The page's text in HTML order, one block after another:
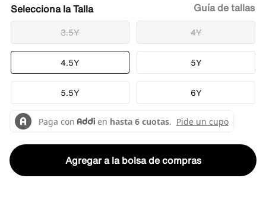
Talla
3.5Y 4Y
4.5Y 5Y
5.5Y 6Y
Guía de tallas
Agregar a la bolsa de compras